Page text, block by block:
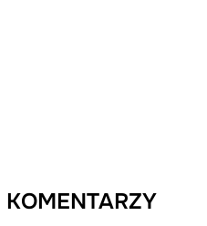
KOMENTARZY